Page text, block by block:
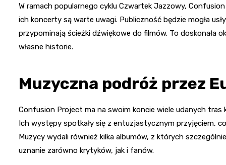
W ramach popularnego cyklu Czwartek Jazzowy,
ich koncerty są warte uwagi. Publiczność będzie mogła
przypominają ścieżki dźwiękowe do filmów. To doskonała
własne historie.
Muzyczna podróż przez
Confusion Project ma na swoim koncie wiele udanych
Ich występy spotkały się z entuzjastycznym przyjęciem,
Muzycy wydali również kilka albumów, z których
uznanie zarówno krytyków, jak i fanów.